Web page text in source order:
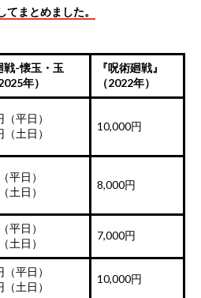
まとめました。
戦-懐玉・玉
年）
『呪術廻戦』
（2022年）
平日）
土日）
10,000円
平日）
土日）
8,000円
平日）
土日）
7,000円
平日）
土日）
10,000円